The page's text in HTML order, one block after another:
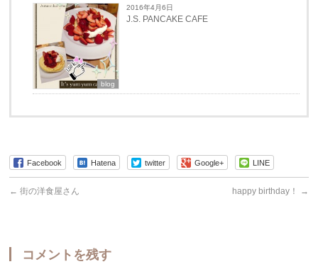
blog
2016年4月6日
J.S. PANCAKE CAFE
Facebook Hatena twitter Google+ LINE
← 街の洋食屋さん happy birthday！ →
コメントを残す